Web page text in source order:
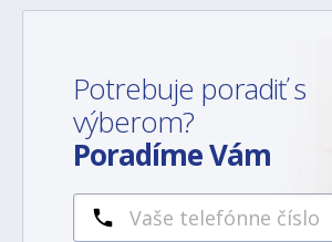
Potrebuje poradiť s
výberom?
Poradíme Vám